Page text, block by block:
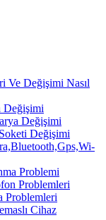
Ve Değişimi Nasıl
Değişimi
Değişimi
Değişimi
Problemi
Problemleri
Problemleri
Cihaz